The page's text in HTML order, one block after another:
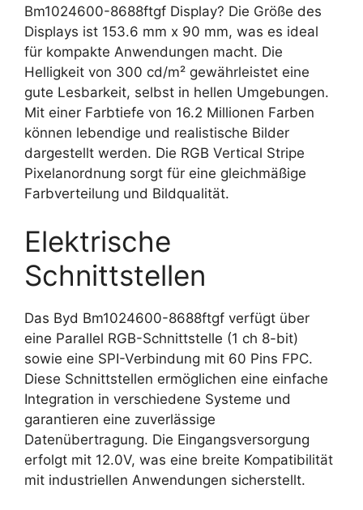
Bm1024600-8688ftgf Display? Die Größe des
Displays ist 153.6 mm x 90 mm, was es ideal
für kompakte Anwendungen macht. Die
Helligkeit von 300 cd/m² gewährleistet eine
gute Lesbarkeit, selbst in hellen Umgebungen.
Mit einer Farbtiefe von 16.2 Millionen Farben
können lebendige und realistische Bilder
dargestellt werden. Die RGB Vertical Stripe
Pixelanordnung sorgt für eine gleichmäßige
Farbverteilung und Bildqualität.
Elektrische
Schnittstellen
Das Byd Bm1024600-8688ftgf verfügt über
eine Parallel RGB-Schnittstelle (1 ch 8-bit)
sowie eine SPI-Verbindung mit 60 Pins FPC.
Diese Schnittstellen ermöglichen eine einfache
Integration in verschiedene Systeme und
garantieren eine zuverlässige
Datenübertragung. Die Eingangsversorgung
erfolgt mit 12.0V, was eine breite Kompatibilität
mit industriellen Anwendungen sicherstellt.